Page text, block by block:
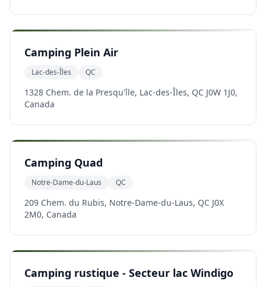
Camping Plein Air
Lac-des-Îles QC
1328 Chem. de la Presqu'île, Lac-des-Îles, QC J0W 1J0,
Canada
Camping Quad
Notre-Dame-du-Laus QC
209 Chem. du Rubis, Notre-Dame-du-Laus, QC J0X
2M0, Canada
Camping rustique - Secteur lac Windigo